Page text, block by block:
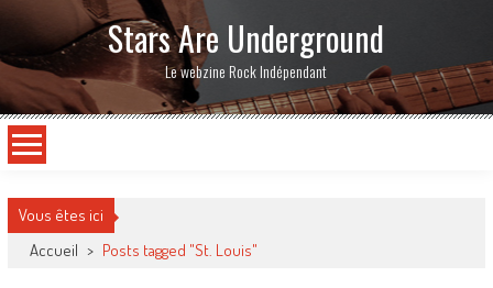
Stars Are Underground
Le webzine Rock Indépendant
Vous êtes ici
Accueil > Posts tagged "St. Louis"